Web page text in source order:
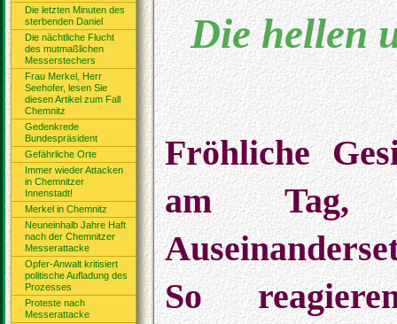
Die letzten Minuten des
sterbenden Daniel
Die nächtliche Flucht
des mutmaßlichen
Messerstechers
Frau Merkel, Herr
Seehofer, lesen Sie
diesen Artikel zum Fall
Chemnitz
Gedenkrede
Bundespräsident
Gefährliche Orte
Immer wieder Attacken
in Chemnitzer
Innenstadt!
Merkel in Chemnitz
Neuneinhalb Jahre Haft
nach der Chemnitzer
Messerattacke
Opfer-Anwalt kritisiert
politische Aufladung des
Prozesses
Proteste nach
Messerattacke
Die hellen
Fröhliche
am Tag,
So